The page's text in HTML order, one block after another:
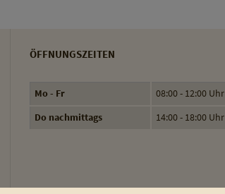
ÖFFNUNGSZEITEN
Mo - Fr
08:00 - 12:00 Uhr
Do nachmittags
14:00 - 18:00 Uhr